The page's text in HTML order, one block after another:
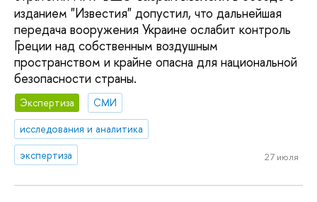
изданием "Известия" допустил, что дальнейшая
передача вооружения Украине ослабит контроль
Греции над собственным воздушным
пространством и крайне опасна для национальной
безопасности страны.
Экспертиза
СМИ
исследования и аналитика
экспертиза
27 июля